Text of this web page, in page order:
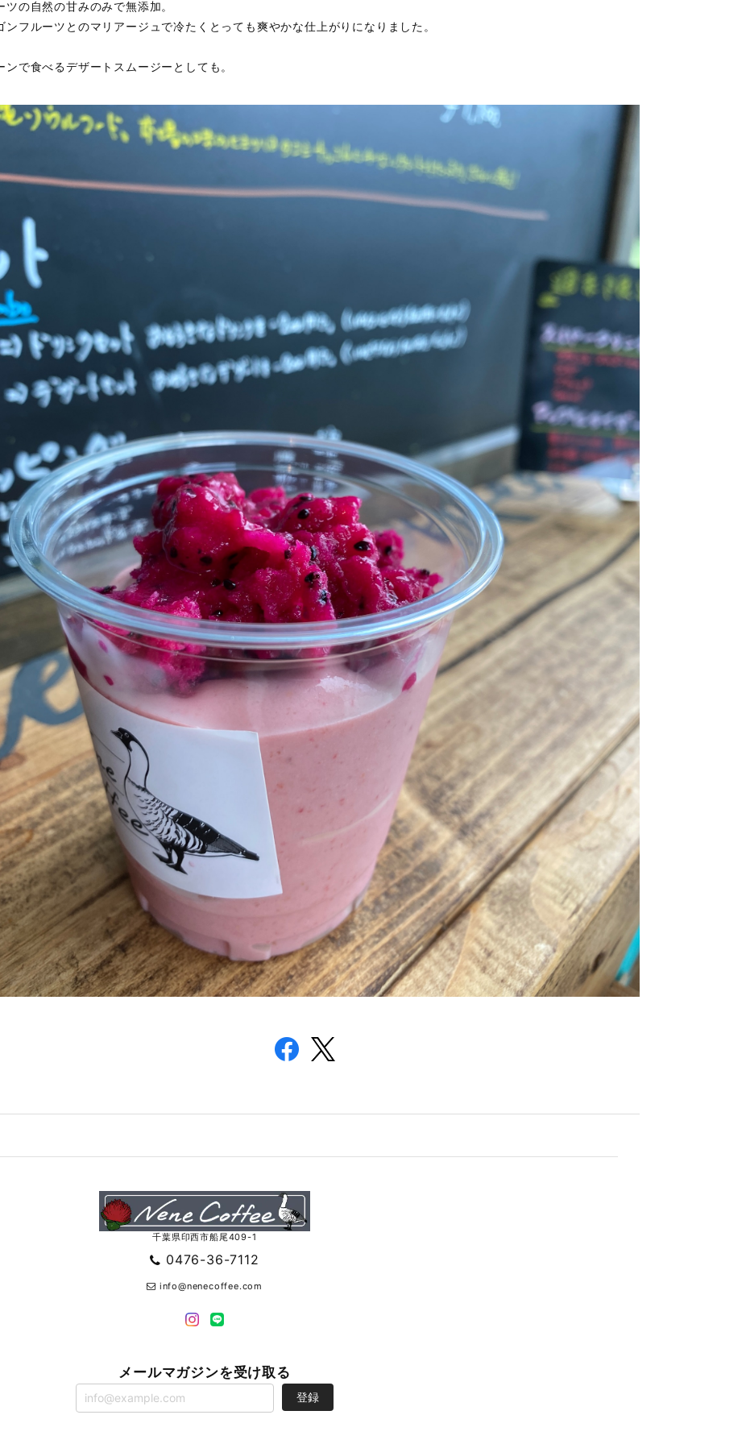
ツの自然の甘みのみで無添加。
ンフルーツとのマリアージュで冷たくとっても爽やかな仕上がりになりました。
ンで食べるデザートスムージーとしても。
千葉県印西市船尾409-1
0476-36-7112
info@nenecoffee.com
メールマガジンを受け取る
登録